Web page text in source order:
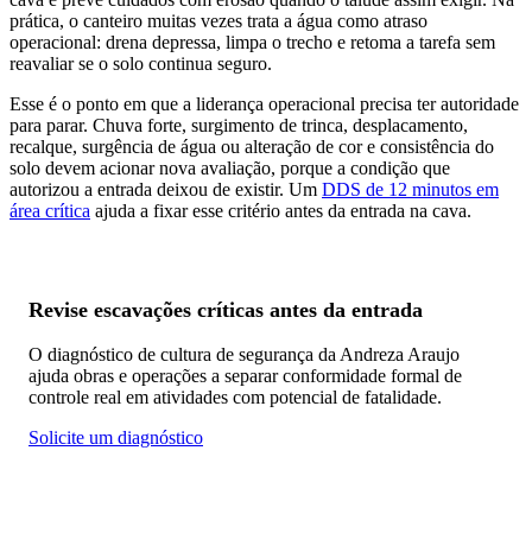
prática, o canteiro muitas vezes trata a água como atraso
operacional: drena depressa, limpa o trecho e retoma a tarefa sem
reavaliar se o solo continua seguro.
Esse é o ponto em que a liderança operacional precisa ter autoridade
para parar. Chuva forte, surgimento de trinca, desplacamento,
recalque, surgência de água ou alteração de cor e consistência do
solo devem acionar nova avaliação, porque a condição que
autorizou a entrada deixou de existir. Um DDS de 12 minutos em
área crítica ajuda a fixar esse critério antes da entrada na cava.
Revise escavações críticas antes da entrada
O diagnóstico de cultura de segurança da Andreza Araujo
ajuda obras e operações a separar conformidade formal de
controle real em atividades com potencial de fatalidade.
Solicite um diagnóstico